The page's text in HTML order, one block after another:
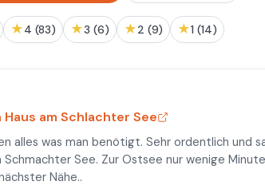
★ 4 (83) ★ 3 (6) ★ 2 (9) ★ 1 (14)
am Schlachter See
alles was man benötigt. Sehr ordentlich und
Schmachter See. Zur Ostsee nur wenige
Nähe..